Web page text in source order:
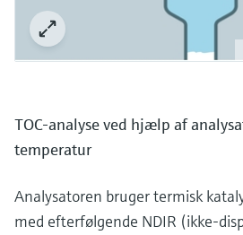
TOC-analyse ved hjælp af
temperatur
Analysatoren bruger termisk
med efterfølgende NDIR (ikke-